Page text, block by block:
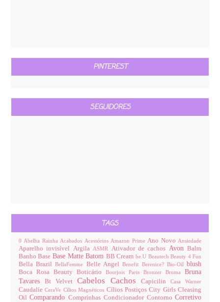
PINTEREST
SEGUIDORES
TAGS
0 Abelha Rainha Acabados Acessórios Amazon Prime Ano Novo Ansiedade
Aparelho invisível Argila ASMR Ativador de cachos AvonBalm
BanhoBase Base MatteBatom BB Cream be.U BeautechBeauty 4 Fun
Bella BrazilBellaFemme Belle AngelBenefit Berenice? Bio-Oil blush
Boca Rosa Beauty BoticárioBourjois ParisBronzerBruma Bruna
Tavares Bt VelvetCabelos Cachos CapicilinCasa Warner
CaudalíeCeraVe Cílios Magnéticos Cílios PostiçosCity GirlsCleasing
OilComparandoComprinhas Condicionador ContornoCorretivo